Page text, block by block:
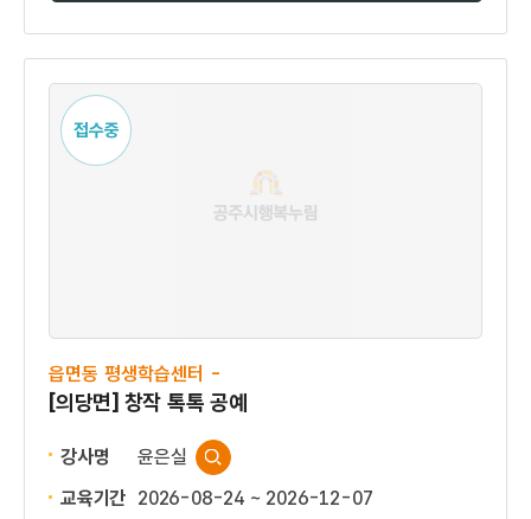
접수중
읍면동 평생학습센터 -
[의당면] 창작 톡톡 공예
강사명
윤은실
교육기간 2026-08-24 ~ 2026-12-07